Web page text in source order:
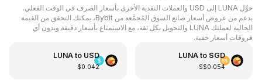
حوِّل LUNA إلى USD والعملات النقدية الأخرى بأسعار الصرف في الوقت الفعلي.
بدعم من عروض أسعار صانع السوق المُجمَّعة من Bybit، يمكنك التحقق من القيمة
الحالية لعملتك LUNA والتحويل بكل ثقة، مع الاستمتاع بأسعار دقيقة وبدون أي
فروقات أسعار خفية.
LUNA to SGD
S$0.054
LUNA to USD
$0.042